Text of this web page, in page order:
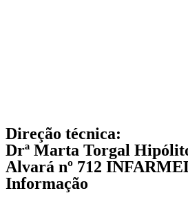
Direção técnica:
Drª Marta Torgal
Alvará nº 712
Informação